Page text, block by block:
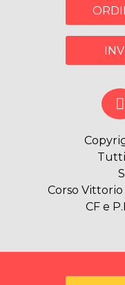
Corso Vittorio
CF e